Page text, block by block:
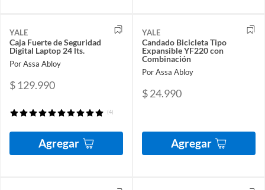
YALE
Caja Fuerte de Seguridad
Digital Laptop 24 lts.
Por Assa Abloy
$ 129.990
(4)
Agregar
YALE
Candado Bicicleta Tipo
Expansible YF220 con
Combinación
Por Assa Abloy
$ 24.990
Agregar